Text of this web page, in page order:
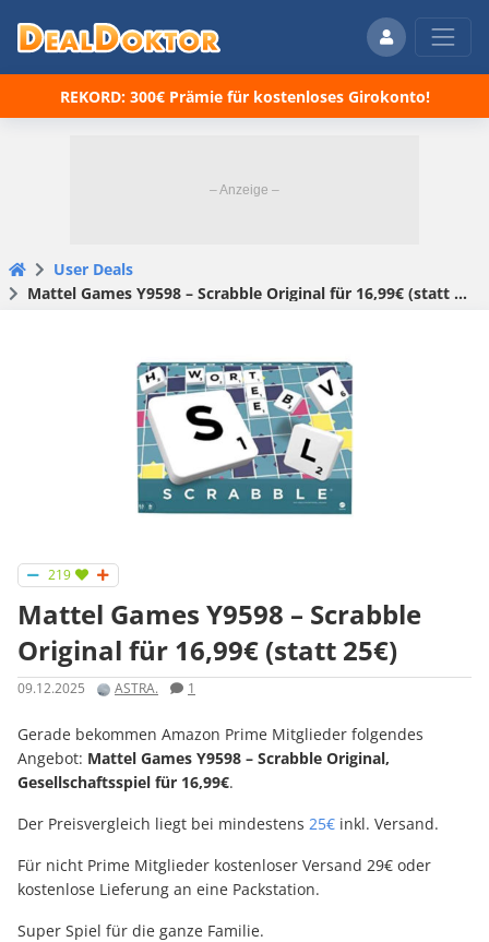
REKORD: 300€ Prämie für kostenloses Girokonto!
User Deals
Mattel Games Y9598 – Scrabble Original für 16,99€ (statt 25€)
219
Mattel Games Y9598 – Scrabble
Original für 16,99€ (statt 25€)
09.12.2025 ASTRA. 1
Gerade bekommen Amazon Prime Mitglieder folgendes
Angebot: Mattel Games Y9598 – Scrabble Original,
Gesellschaftsspiel für 16,99€.
Der Preisvergleich liegt bei mindestens 25€ inkl. Versand.
Für nicht Prime Mitglieder kostenloser Versand 29€ oder
kostenlose Lieferung an eine Packstation.
Super Spiel für die ganze Familie.